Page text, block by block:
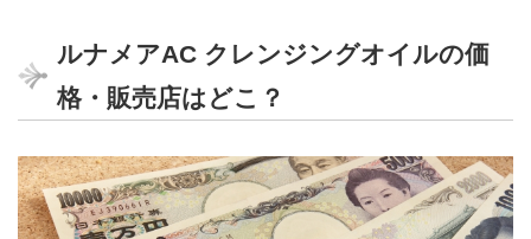
ルナメアAC クレンジングオイルの価
格・販売店はどこ？